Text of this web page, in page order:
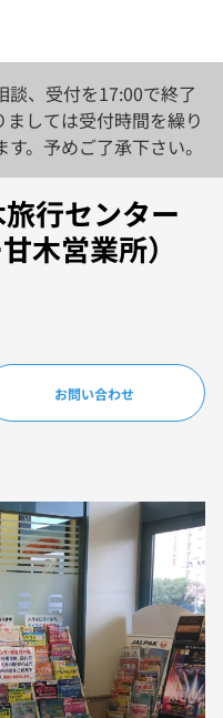
談、受付を17:00で終了
しては受付時間を繰り
。予めご了承下さい。
行センター
木営業所）
お問い合わせ